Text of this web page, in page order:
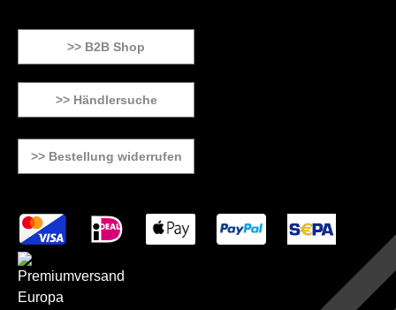
>> B2B Shop
>> Händlersuche
>> Bestellung widerrufen